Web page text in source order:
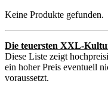
Keine Produkte gefunden.
Die teuersten XXL-
Diese Liste zeigt
ein hoher Preis eventuell
voraussetzt.